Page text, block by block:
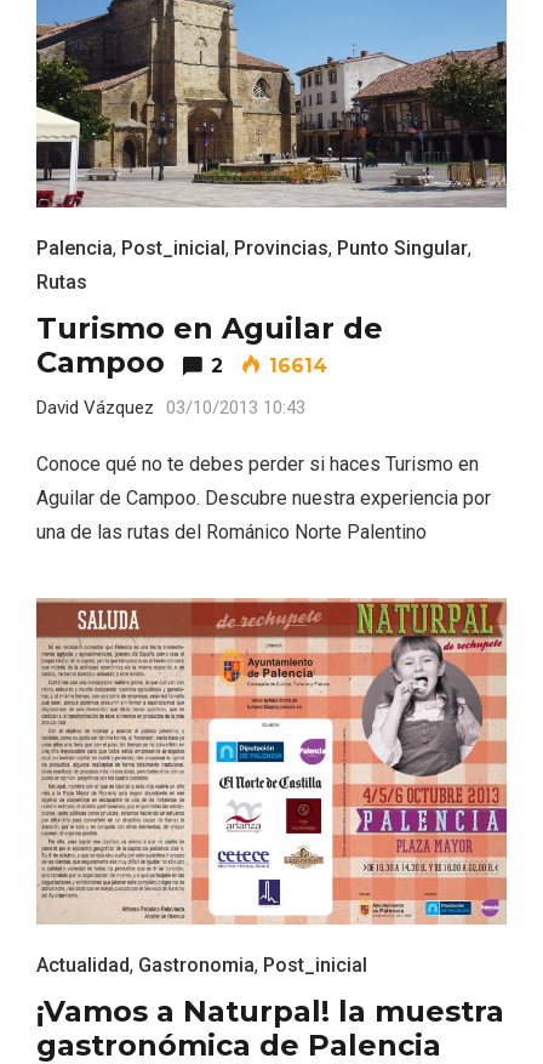
Palencia, Post_inicial , Provincias, Punto Singular,
Rutas
Turismo en Aguilar de
Campoo
2 16614
David Vázquez 03/10/2013 10:43
Conoce qué no te debes perder si haces Turismo en
Aguilar de Campoo. Descubre nuestra experiencia por
una de las rutas del Románico Norte Palentino
Actualidad, Gastronomia, Post_inicial
¡Vamos a Naturpal! la muestra
gastronómica de Palencia
La zonificación como recurso turístico
de la Ruta del Vino de Rueda
IV Edición del Festival de Narración Oral,
Memoria, Tierra y Voz